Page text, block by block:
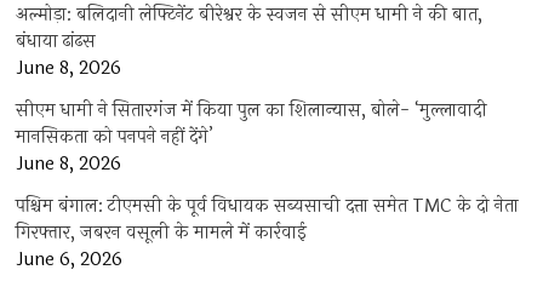
अल्मोड़ा: बलिदानी लेफ्टिनेंट बीरेश्वर के स्वजन से सीएम धामी ने की बात,
बंधाया ढांढस
June 8, 2026
सीएम धामी ने सितारगंज में किया पुल का शिलान्यास, बोले- ‘मुल्लावादी
मानसिकता को पनपने नहीं देंगे’
June 8, 2026
पश्चिम बंगाल: टीएमसी के पूर्व विधायक सब्यसाची दत्ता समेत TMC के दो नेता
गिरफ्तार, जबरन वसूली के मामले में कार्रवाई
June 6, 2026